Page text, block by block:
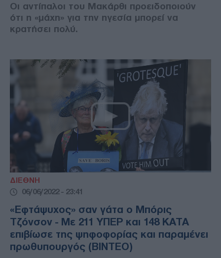
Οι αντίπαλοι του Μακάρθι προειδοποιούν
ότι η «μάχη» για την ηγεσία μπορεί να
κρατήσει πολύ.
ΔΙΕΘΝΗ
06/06/2022 - 23:41
«Εφτάψυχος» σαν γάτα ο Μπόρις
Τζόνσον - Με 211 ΥΠΕΡ και 148 ΚΑΤΑ
επιβίωσε της ψηφοφορίας και παραμένει
πρωθυπουργός (ΒΙΝΤΕΟ)